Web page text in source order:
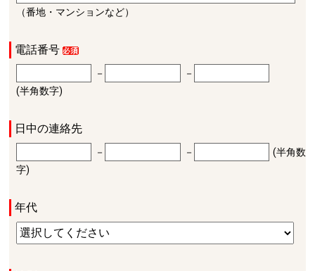
（番地・マンションなど）
電話番号
－
－
(半角数字)
日中の連絡先
－ －
(半角数
字)
年代